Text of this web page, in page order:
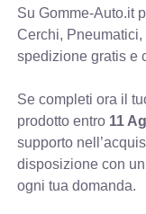
Su Gomme-Auto.it
Cerchi,
spedizione gratis e
Se completi ora il
prodotto entro 11
supporto
disposizione con
ogni tua domanda.